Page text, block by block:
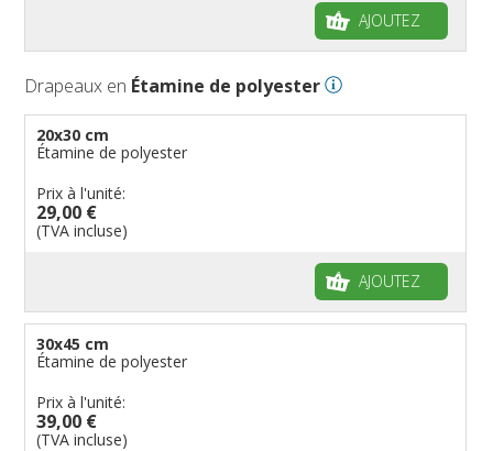
AJOUTEZ
Drapeaux en Étamine de polyester
20x30 cm
Étamine de polyester
Prix à l'unité:
29,00 €
(TVA incluse)
AJOUTEZ
30x45 cm
Étamine de polyester
Prix à l'unité:
39,00 €
(TVA incluse)